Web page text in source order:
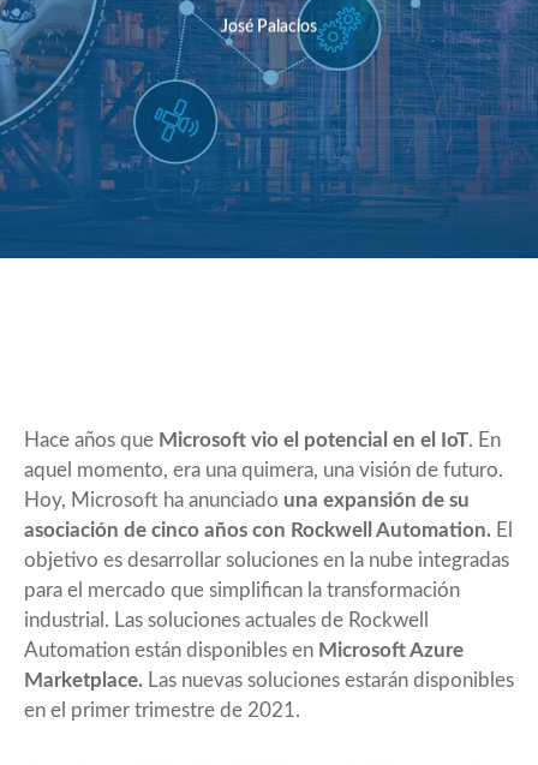
José Palacios
Hace años que Microsoft vio el potencial en el IoT. En
aquel momento, era una quimera, una visión de futuro.
Hoy, Microsoft ha anunciado una expansión de su
asociación de cinco años con Rockwell Automation. El
objetivo es desarrollar soluciones en la nube integradas
para el mercado que simplifican la transformación
industrial. Las soluciones actuales de Rockwell
Automation están disponibles en Microsoft Azure
Marketplace. Las nuevas soluciones estarán disponibles
en el primer trimestre de 2021.